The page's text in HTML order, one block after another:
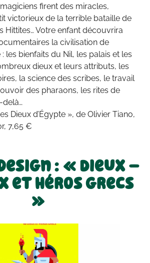
firent des miracles,
victorieux de la terrible bataille de
Hittites… Votre enfant découvrira
la civilisation de
: les bienfaits du Nil, les palais et les
dieux et leurs attributs, les
la science des scribes, le travail
des pharaons, les rites de
delà…
Dieux d’Égypte », de Olivier Tiano,
7,65 €
: « Dieux –
et héros grecs
»